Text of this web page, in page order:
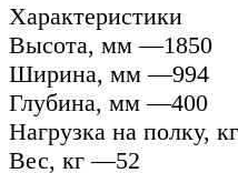
Характеристики
Высота, мм —1850
Ширина, мм —994
Глубина, мм —400
Нагрузка на полку,
Вес, кг —52